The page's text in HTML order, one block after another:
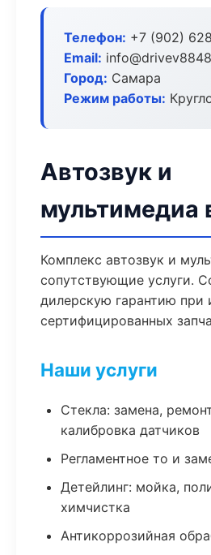
Телефон: +7 (902)
Email:
Город: Самара
Режим работы:
Автозвук и
мультимедиа
Комплекс автозвук и
сопутствующие услуги.
дилерскую гарантию при
сертифицированных
Наши услуги
Стекла: замена,
калибровка датчиков
Регламентное то и
Детейлинг: мойка,
химчистка
Антикоррозийная